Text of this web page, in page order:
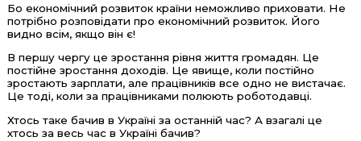
Бо економічний розвиток країни неможливо приховати. Не
потрібно розповідати про економічний розвиток. Його
видно всім, якщо він є!
В першу чергу це зростання рівня життя громадян. Це
постійне зростання доходів. Це явище, коли постійно
зростають зарплати, але працівників все одно не вистачає.
Це тоді, коли за працівниками полюють роботодавці.
Хтось таке бачив в Україні за останній час? А взагалі це
хтось за весь час в Україні бачив?